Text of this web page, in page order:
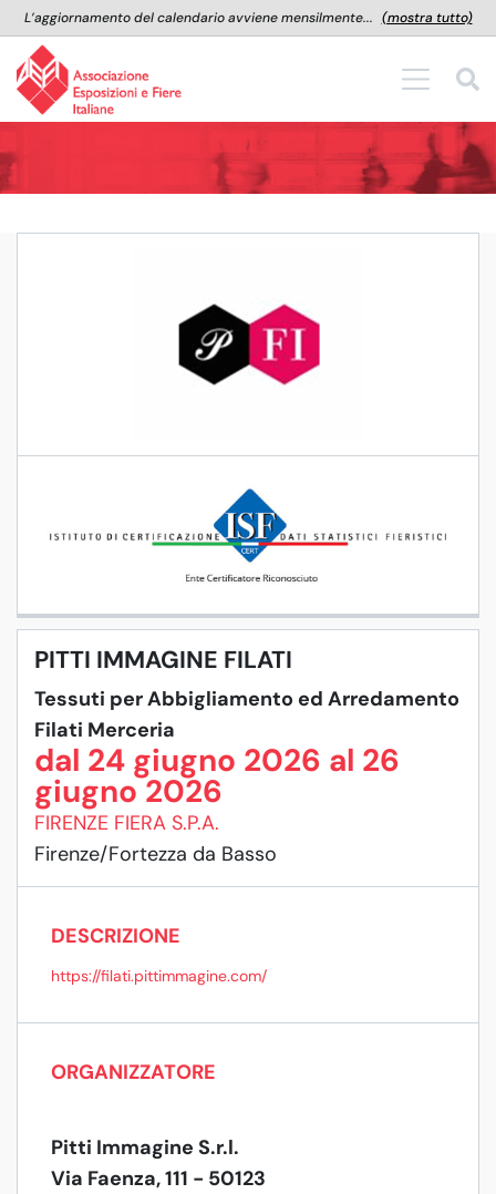
L’aggiornamento del calendario avviene mensilmente... (mostra tutto)
PITTI IMMAGINE FILATI
Tessuti per Abbigliamento ed Arredamento
Filati Merceria
dal 24 giugno 2026 al 26
giugno 2026
FIRENZE FIERA S.P.A.
Firenze/Fortezza da Basso
DESCRIZIONE
https://filati.pittimmagine.com/
ORGANIZZATORE
Pitti Immagine S.r.l.
Via Faenza, 111 - 50123